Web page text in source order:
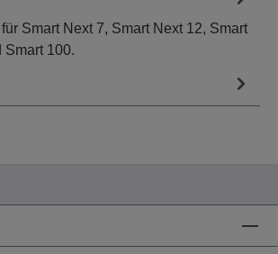
Smart Next 7, Smart Next 12, Smart
Smart 100.